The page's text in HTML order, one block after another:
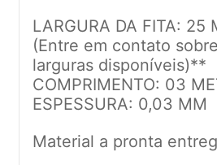
LARGURA DA FITA: 25
(Entre em contato
larguras disponíveis)**
COMPRIMENTO: 03
ESPESSURA: 0,03 MM
Material a pronta